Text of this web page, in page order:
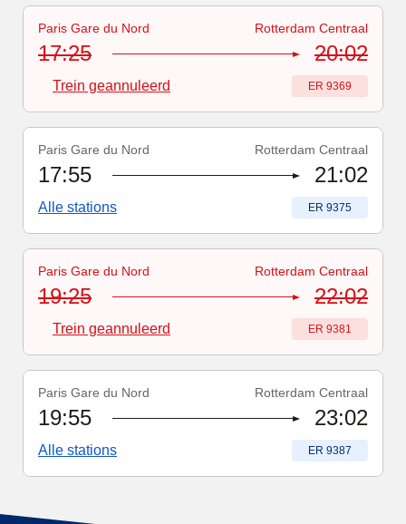
Treinnummer:
ER 9369-Trein geannuleerd
Paris Gare du Nord Rotterdam Centraal
17:25 20:02
Trein geannuleerd Treinnummer
ER 9369
Treinnummer:
ER 9375
Paris Gare du Nord Rotterdam Centraal
17:55 21:02
Alle stations Treinnummer
ER 9375
Treinnummer:
ER 9381-Trein geannuleerd
Paris Gare du Nord Rotterdam Centraal
19:25 22:02
Trein geannuleerd Treinnummer
ER 9381
Treinnummer:
ER 9387
Paris Gare du Nord Rotterdam Centraal
19:55 23:02
Alle stations Treinnummer
ER 9387